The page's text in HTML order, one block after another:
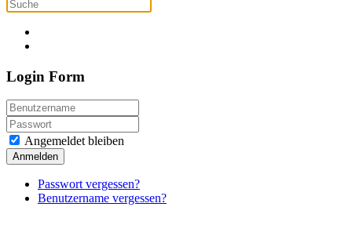
Login Form
Angemeldet bleiben
Anmelden
Passwort vergessen?
Benutzername vergessen?